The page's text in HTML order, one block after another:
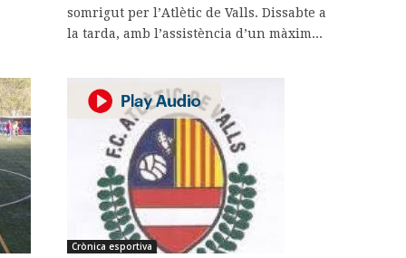
somrigut per l’Atlètic de Valls. Dissabte a
la tarda, amb l’assistència d’un màxim...
Crònica esportiva